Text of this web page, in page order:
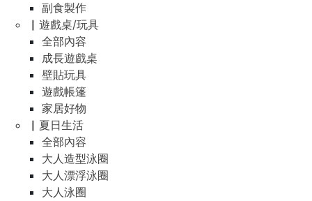
副食製作
▏遊戲桌/玩具
全部內容
成長遊戲桌
壁貼玩具
遊戲帳篷
家居好物
▏夏日生活
全部內容
大人造型泳圈
大人漂浮泳圈
大人泳圈